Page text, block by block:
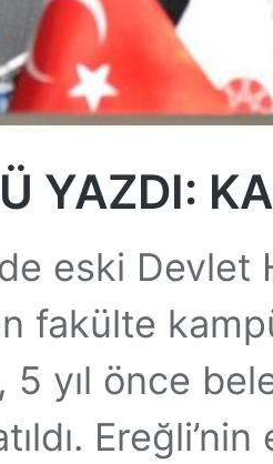
YAZDI:
eski Devlet
fakülte
5 yıl önce